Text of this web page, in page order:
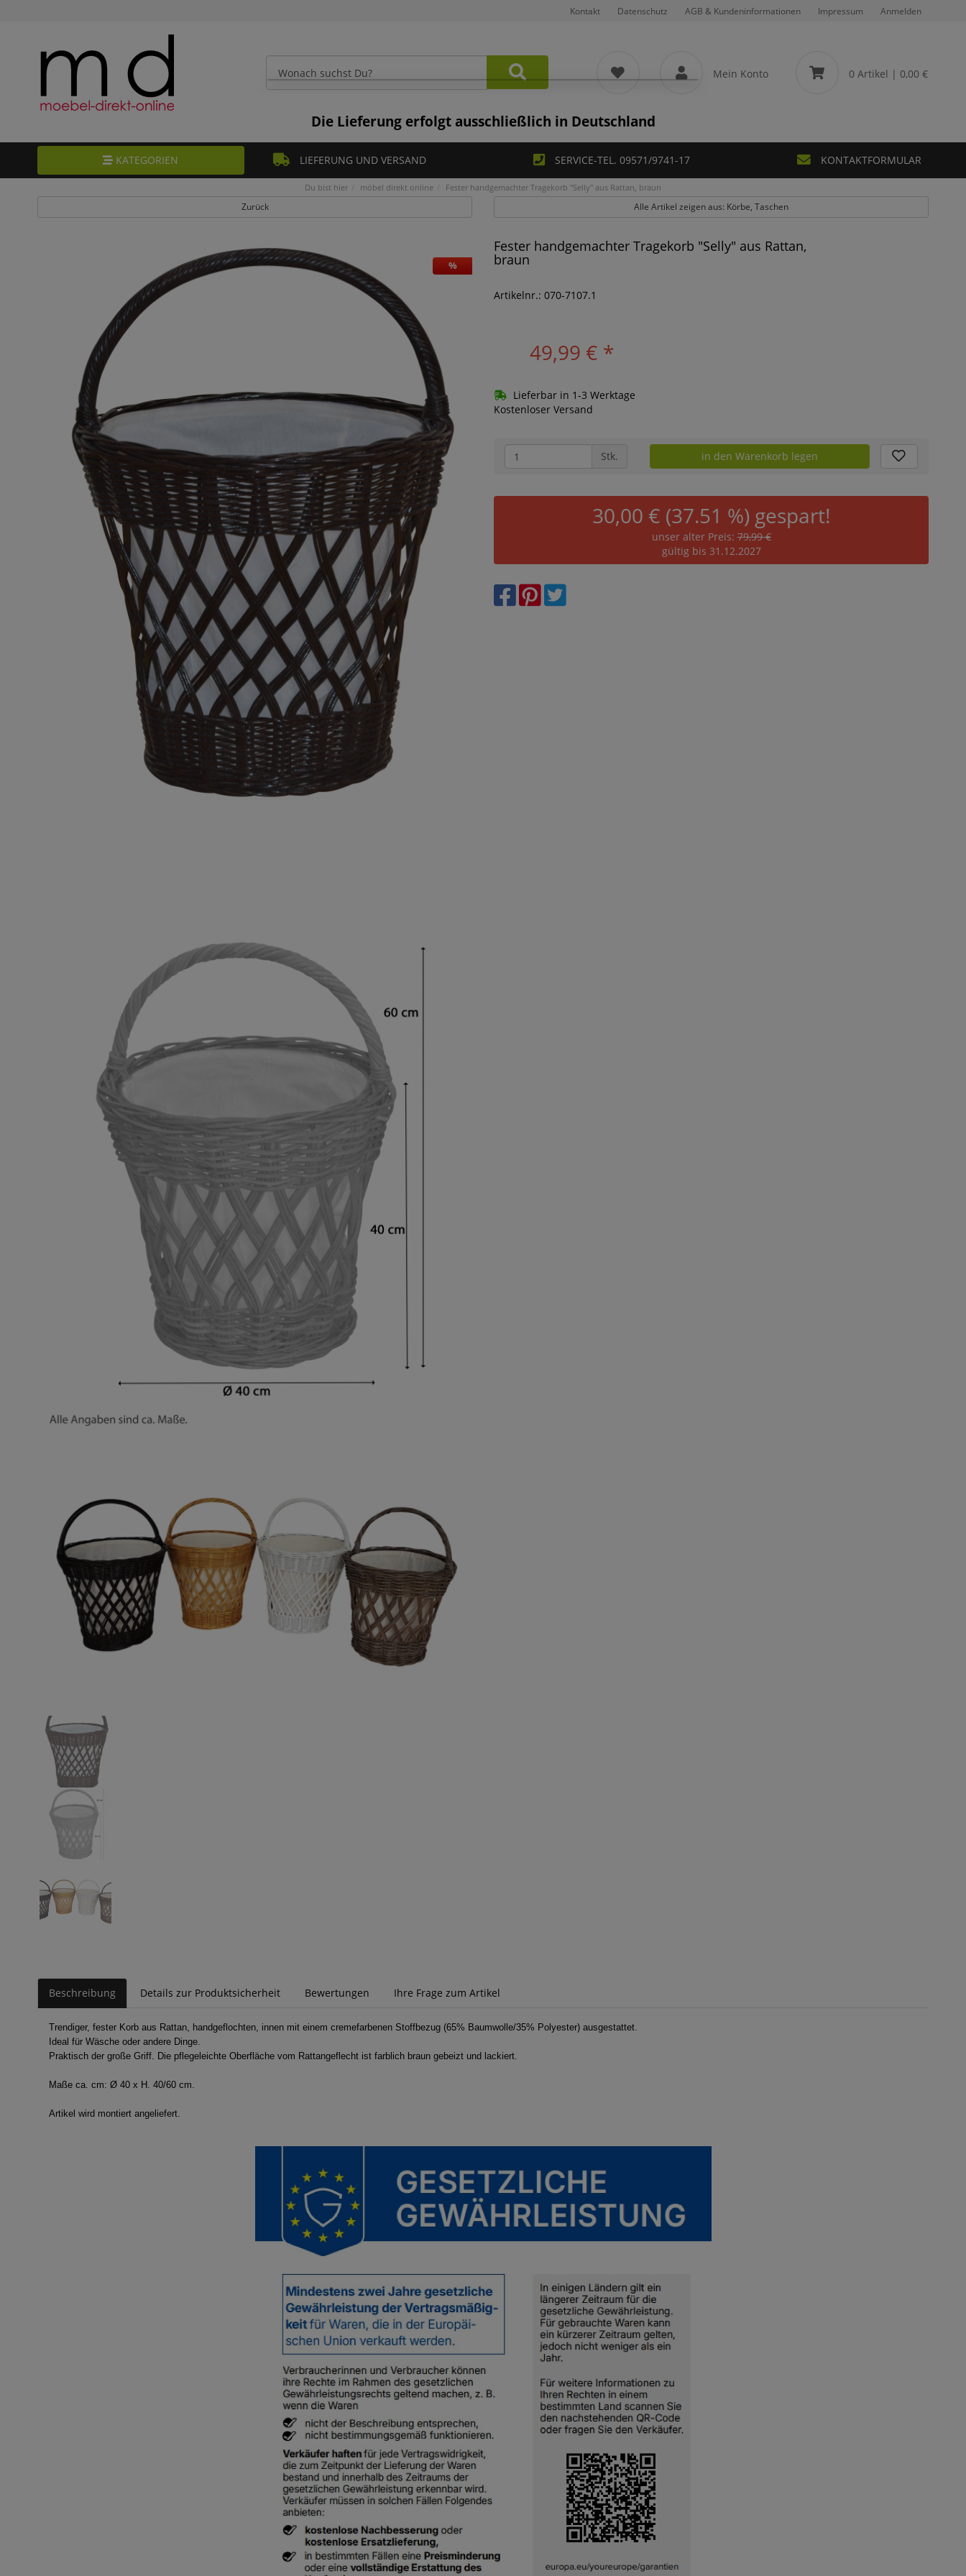
Kontakt Datenschutz AGB & Kundeninformationen Impressum Anmelden
Mein Konto 0 Artikel | 0,00 €
Die Lieferung erfolgt ausschließlich in Deutschland
KATEGORIEN LIEFERUNG UND VERSAND SERVICE-TEL. 09571/9741-17 KONTAKTFORMULAR
Du bist hier möbel direkt online Fester handgemachter Tragekorb "Selly" aus Rattan, braun
Zurück Alle Artikel zeigen aus: Körbe, Taschen
%
Fester handgemachter Tragekorb "Selly" aus Rattan,
braun
Artikelnr.: 070-7107.1
49,99 € *
Lieferbar in 1-3 Werktage
Kostenloser Versand
Stk. in den Warenkorb legen
30,00 € (37.51 %) gespart!
unser alter Preis:79,99 €
gültig bis 31.12.2027
Beschreibung Details zur Produktsicherheit Bewertungen Ihre Frage zum Artikel
Trendiger, fester Korb aus Rattan, handgeflochten, innen mit einem cremefarbenen Stoffbezug (65% Baumwolle/35% Polyester) ausgestattet.
Ideal für Wäsche oder andere Dinge.
Praktisch der große Griff. Die pflegeleichte Oberfläche vom Rattangeflecht ist farblich braun gebeizt und lackiert.
Maße ca. cm: Ø 40 x H. 40/60 cm.
Artikel wird montiert angeliefert.